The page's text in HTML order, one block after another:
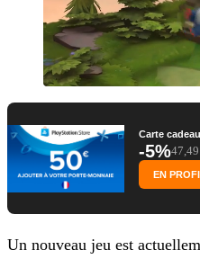
Carte
-5%
EN
Un nouveau jeu est